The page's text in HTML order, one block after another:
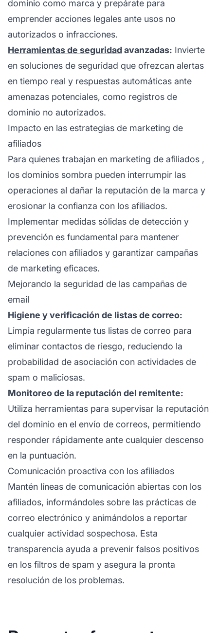
dominio como marca y prepárate para
emprender acciones legales ante usos no
autorizados o infracciones.
Herramientas de seguridadavanzadas: Invierte
en soluciones de seguridad que ofrezcan alertas
en tiempo real y respuestas automáticas ante
amenazas potenciales, como registros de
dominio no autorizados.
Impacto en las estrategias de marketing de
afiliados
Para quienes trabajan en marketing de afiliados ,
los dominios sombra pueden interrumpir las
operaciones al dañar la reputación de la marca y
erosionar la confianza con los afiliados.
Implementar medidas sólidas de detección y
prevención es fundamental para mantener
relaciones con afiliados y garantizar campañas
de marketing eficaces.
Mejorando la seguridad de las campañas de
email
Higiene y verificación de listas de correo:
Limpia regularmente tus listas de correo para
eliminar contactos de riesgo, reduciendo la
probabilidad de asociación con actividades de
spam o maliciosas.
Monitoreo de la reputación del remitente:
Utiliza herramientas para supervisar la reputación
del dominio en el envío de correos, permitiendo
responder rápidamente ante cualquier descenso
en la puntuación.
Comunicación proactiva con los afiliados
Mantén líneas de comunicación abiertas con los
afiliados, informándoles sobre las prácticas de
correo electrónico y animándolos a reportar
cualquier actividad sospechosa. Esta
transparencia ayuda a prevenir falsos positivos
en los filtros de spam y asegura la pronta
resolución de los problemas.